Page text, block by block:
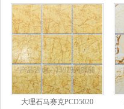
大理石马赛克PCD5020